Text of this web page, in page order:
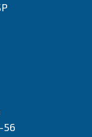
56